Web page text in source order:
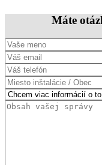
Máte